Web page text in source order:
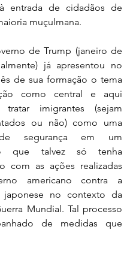
entrada de cidadãos de
muçulmana.
de Trump (janeiro de
já apresentou no
de sua formação o tema
como central e aqui
imigrantes (sejam
ou não) como uma
segurança em um
que talvez só tenha
com as ações realizadas
americano contra a
japonese no contexto da
Mundial. Tal processo
de medidas que